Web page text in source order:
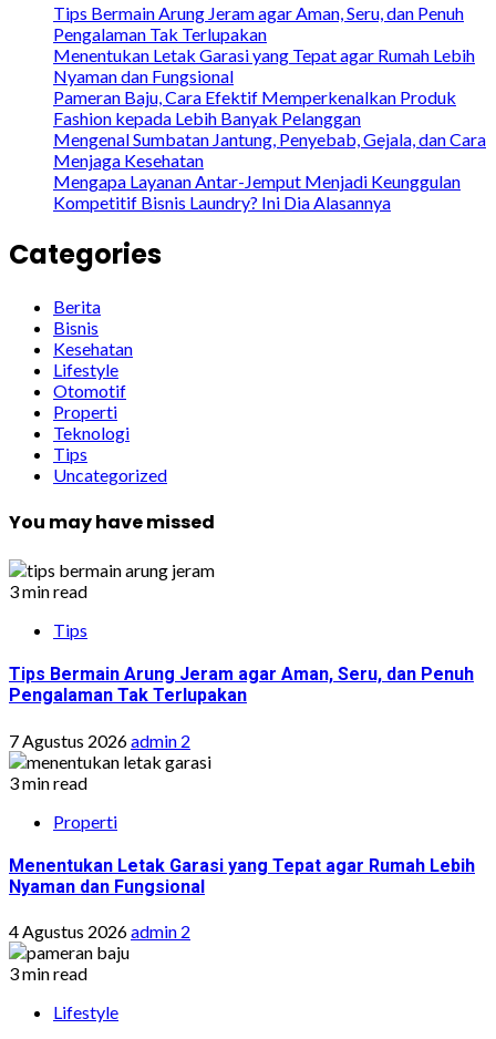
Tips Bermain Arung Jeram agar Aman, Seru, dan Penuh
Pengalaman Tak Terlupakan
Menentukan Letak Garasi yang Tepat agar Rumah Lebih
Nyaman dan Fungsional
Pameran Baju, Cara Efektif Memperkenalkan Produk
Fashion kepada Lebih Banyak Pelanggan
Mengenal Sumbatan Jantung, Penyebab, Gejala, dan Cara
Menjaga Kesehatan
Mengapa Layanan Antar-Jemput Menjadi Keunggulan
Kompetitif Bisnis Laundry? Ini Dia Alasannya
Categories
Berita
Bisnis
Kesehatan
Lifestyle
Otomotif
Properti
Teknologi
Tips
Uncategorized
You may have missed
3 min read
Tips
Tips Bermain Arung Jeram agar Aman, Seru, dan Penuh
Pengalaman Tak Terlupakan
7 Agustus 2026admin 2
3 min read
Properti
Menentukan Letak Garasi yang Tepat agar Rumah Lebih
Nyaman dan Fungsional
4 Agustus 2026admin 2
3 min read
Lifestyle